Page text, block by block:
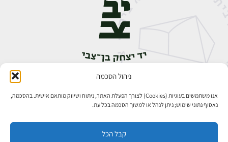
ניהול הסכמה
אנו משתמשים בעוגיות (Cookies) לצורך הפעלת האתר, ניתוח ושיווק מותאם אישית. בהסכמה,
נאסוף נתוני שימוש; ניתן לנהל או למשוך הסכמה בכל עת.
קבל הכל
אבן גבירול 14, רחביה, ירושלים